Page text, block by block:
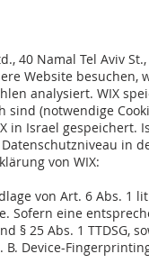
40 Namal Tel Aviv
Website
analysiert. WIX
(notwendige
in Israel
in
von WIX:
von Art. 6 Abs. 1
Sofern eine
§ 25 Abs. 1
Device-